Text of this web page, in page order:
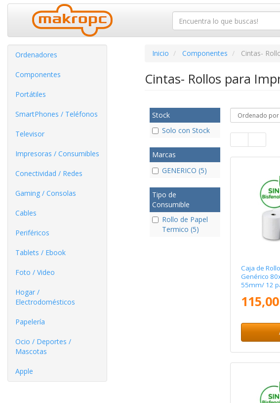
Ordenadores
Componentes
Portátiles
SmartPhones / Teléfonos
Televisor
Impresoras / Consumibles
Conectividad / Redes
Gaming / Consolas
Cables
Periféricos
Tablets / Ebook
Foto / Video
Hogar /
Electrodomésticos
Papelería
Ocio / Deportes /
Mascotas
Apple
Inicio Componentes Cintas-
Cintas- Rollos para
Stock
Solo con Stock
Marcas
GENERICO (5)
Tipo de
Consumible
Rollo de Papel
Termico (5)
Caja de
Genérico
55mm/ 12